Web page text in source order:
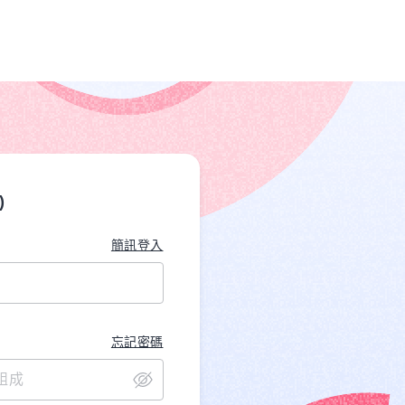
簡訊登入
忘記密碼